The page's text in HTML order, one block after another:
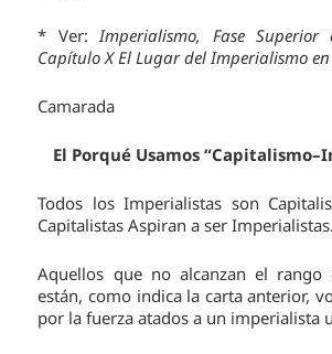
* Ver:Imperialismo, Fase Superior
Capítulo X El Lugar del Imperialismo
Camarada
El Porqué Usamos
Todos los Imperialistas son
Capitalistas Aspiran a ser Imperialistas.
Aquellos que no alcanzan el rango
están, como indica la carta anterior,
por la fuerza atados a un imperialista